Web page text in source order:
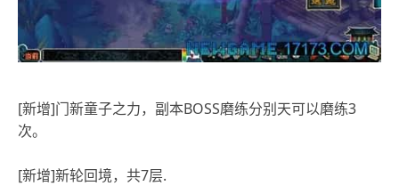
[新增]门新童子之力，副本BOSS磨练分别天可以磨练3
次。
[新增]新轮回境，共7层.